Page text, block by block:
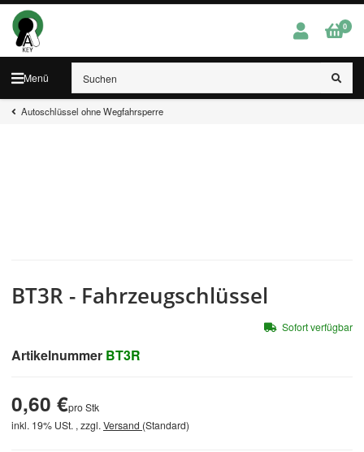
Menü
0
Autoschlüssel ohne Wegfahrsperre
BT3R - Fahrzeugschlüssel
Artikelnummer BT3R
0,60 €pro Stk
inkl. 19% USt. , zzgl. Versand (Standard)
Sofort verfügbar